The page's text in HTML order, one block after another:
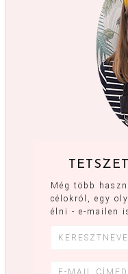
Még több
célokról, egy
élni - e-mailen